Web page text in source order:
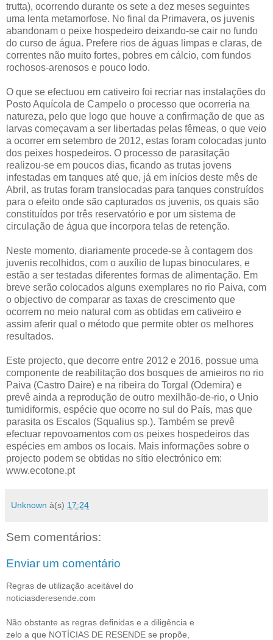
trutta), ocorrendo durante os sete a dez meses seguintes
uma lenta metamorfose. No final da Primavera, os juvenis
abandonam o peixe hospedeiro deixando-se cair no fundo
do curso de água. Prefere rios de águas limpas e claras, de
correntes não muito fortes, pobres em cálcio, com fundos
rochosos-arenosos e pouco lodo.
O que se efectuou em cativeiro foi recriar nas instalações do
Posto Aquícola de Campelo o processo que ocorreria na
natureza, pelo que logo que houve a confirmação de que as
larvas começavam a ser libertadas pelas fêmeas, o que veio
a ocorrer em setembro de 2012, estas foram colocadas junto
dos peixes hospedeiros. O processo de parasitação
realizou-se em poucos dias, ficando as trutas jovens
infestadas em tanques até que, já em inícios deste mês de
Abril, as trutas foram translocadas para tanques construídos
para o efeito onde são capturados os juvenis, os quais são
constituídos por três reservatório e por um sistema de
circulação de água que incorpora telas de retenção.
Neste momento, diariamente procede-se à contagem dos
juvenis recolhidos, com o auxílio de lupas binoculares, e
estão a ser testadas diferentes formas de alimentação. Em
breve serão colocados alguns exemplares no rio Paiva, com
o objectivo de comparar as taxas de crescimento que
ocorrem no meio natural com as obtidas em cativeiro e
assim aferir qual o método que permite obter os melhores
resultados.
Este projecto, que decorre entre 2012 e 2016, possue uma
componente de reabilitação dos bosques de amieiros no rio
Paiva (Castro Daire) e na ribeira do Torgal (Odemira) e
prevê ainda a reprodução de outro mexilhão-de-rio, o Unio
tumidiformis, espécie que ocorre no sul do País, mas que
parasita os Escalos (Squalius sp.). Também se prevê
efectuar repovoamentos com os peixes hospedeiros das
espécies em ambos os locais. Mais informações sobre o
projecto podem se obtidas no sítio electrónico em:
www.ecotone.pt
Unknown à(s) 17:24
Sem comentários:
Enviar um comentário
Regras de utilização aceitável do
noticiasderesende.com
Não obstante as regras definidas e a diligência e
zelo a que NOTÍCIAS DE RESENDE se propõe,